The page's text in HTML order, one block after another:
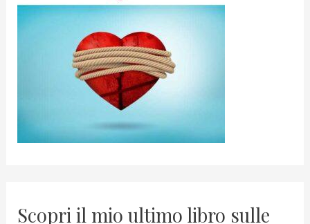
Scopri il mio ultimo libro sulle